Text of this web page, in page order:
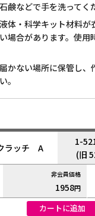
鹸などで手を洗ってく
体・科学キット材料が
場合があります。使用
かない場所に保管し、
。
ラッチ A
1-
(旧
1958円
カートに追加